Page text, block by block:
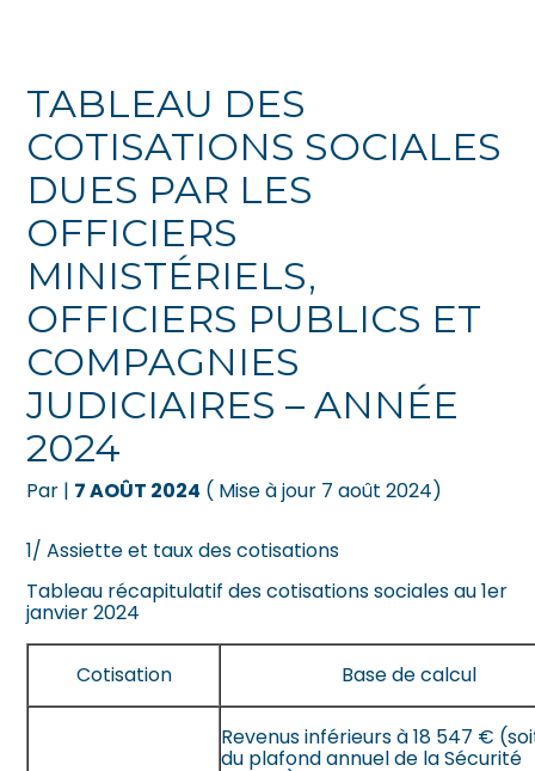
Gérer votre quotidien
Piloter votre entreprise
Développer votre entreprise
Construire votre patrimoine
Être prêt pour la facturation
électronique
Suivre votre comptabilité
Gérer vos ressources humaines
Dématérialiser vos documents
TABLEAU DES
COTISATIONS SOCIALES
DUES PAR LES
OFFICIERS
MINISTÉRIELS,
OFFICIERS PUBLICS ET
COMPAGNIES
JUDICIAIRES – ANNÉE
2024
Par | 7 AOÛT 2024 ( Mise à jour 7 août 2024)
1/ Assiette et taux des cotisations
Tableau récapitulatif des cotisations sociales au 1er
janvier 2024
Cotisation Base de calcul
Revenus inférieurs à 18 547 €
du plafond annuel de la Sécurité